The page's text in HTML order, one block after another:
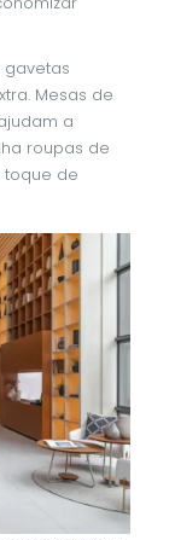
Mesas de
a
roupas de
toque de